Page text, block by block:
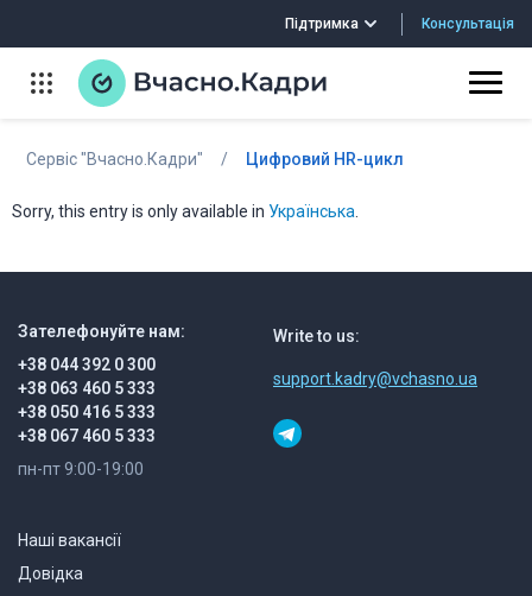
Підтримка Консультація
Сервіс "Вчасно.Кадри" / Цифровий HR-цикл
Sorry, this entry is only available in Українська
Зателефонуйте нам:
+38 044 392 0 300
+38 063 460 5 333
+38 050 416 5 333
+38 067 460 5 333
пн-пт 9:00-19:00
Наші вакансії
Довідка
Write to us:
support.kadry@vchasno.ua